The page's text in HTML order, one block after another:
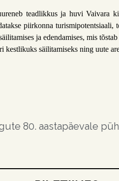
teadlikkus ja huvi Vaivara
piirkonna turismipotentsiaali,
jaedendamises, mis
kestlikuks säilitamiseks ning uute